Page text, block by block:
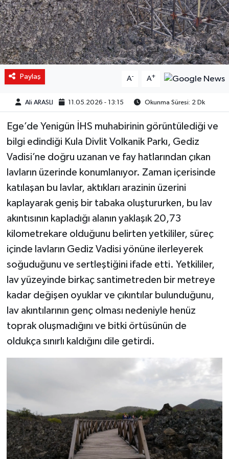
Paylaş A- A+
Ali ARASLI 11.05.2026 - 13:15 Okunma Süresi: 2 Dk
Ege’de Yenigün İHS muhabirinin görüntülediği ve
bilgi edindiği Kula Divlit Volkanik Parkı, Gediz
Vadisi’ne doğru uzanan ve fay hatlarından çıkan
lavların üzerinde konumlanıyor. Zaman içerisinde
katılaşan bu lavlar, aktıkları arazinin üzerini
kaplayarak geniş bir tabaka oluştururken, bu lav
akıntısının kapladığı alanın yaklaşık 20,73
kilometrekare olduğunu belirten yetkililer, süreç
içinde lavların Gediz Vadisi yönüne ilerleyerek
soğuduğunu ve sertleştiğini ifade etti. Yetkililer,
lav yüzeyinde birkaç santimetreden bir metreye
kadar değişen oyuklar ve çıkıntılar bulunduğunu,
lav akıntılarının genç olması nedeniyle henüz
toprak oluşmadığını ve bitki örtüsünün de
oldukça sınırlı kaldığını dile getirdi.